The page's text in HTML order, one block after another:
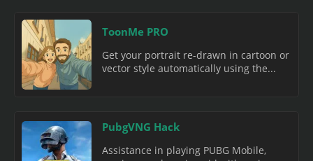
ToonMe PRO
Get your portrait re-drawn in cartoon or
vector style automatically using the...
PubgVNG Hack
Assistance in playing PUBG Mobile,